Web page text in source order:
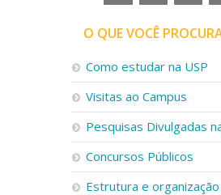
O QUE VOCÊ
Como estudar na USP
Visitas ao Campus
Pesquisas Divulgadas
Concursos Públicos
Estrutura e